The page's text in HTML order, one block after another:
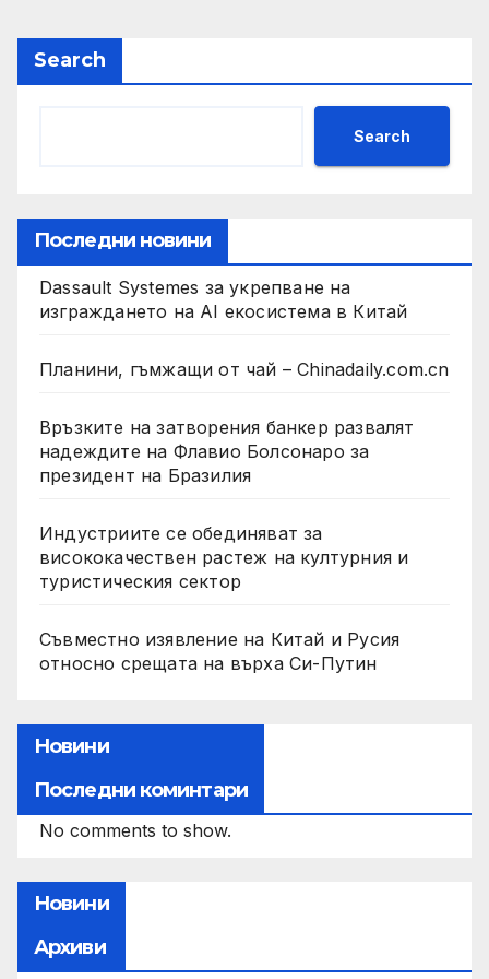
Search
Search
Последни новини
Dassault Systemes за укрепване на
изграждането на AI екосистема в Китай
Планини, гъмжащи от чай – Chinadaily.com.cn
Връзките на затворения банкер развалят
надеждите на Флавио Болсонаро за
президент на Бразилия
Индустриите се обединяват за
висококачествен растеж на културния и
туристическия сектор
Съвместно изявление на Китай и Русия
относно срещата на върха Си-Путин
Новини
Последни коминтари
No comments to show.
Новини
Архиви